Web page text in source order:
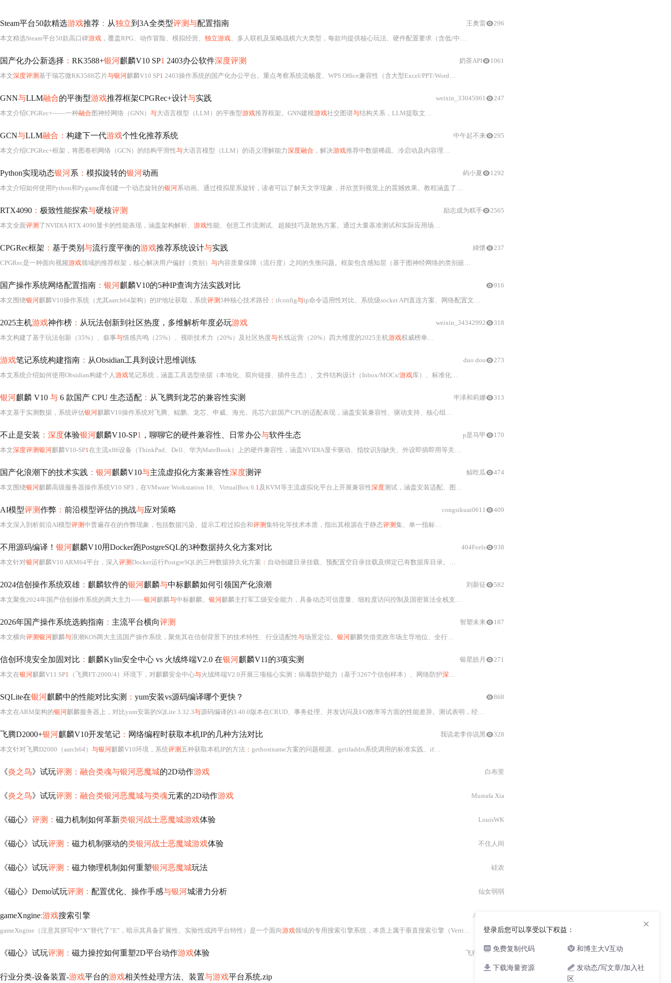
Steam平台50款精选游戏推荐 ： 从独立到3A全类型评测与配置指南
本文精选Steam平台50款高口碑游戏 ，覆盖RPG、动作冒险、模拟经营、 独立游戏、多人联机及策略战棋六大类型，每款均提供核心玩法、硬件配置要求（含低/中/高配适配建议）、体验亮点
王奥雷 296
国产化办公新选择 ： RK3588+银河麒麟V10 SP1 2403办公软件深度评测
本文深度评测 基于瑞芯微RK3588芯片与银河麒麟V10 SP1 2403操作系统的国产化办公平台。重点考察系统流畅度、WPS Office兼容性（含大型Excel/PPT/Word）、搜狗输入法稳定性、奇安信浏览器多标签及政务网银兼容性，并验证4K硬解、多屏输出
奶茶API 1061
GNN与LLM融合的平衡型游戏推荐框架CPGRec+设计与实践
本文介绍CPGRec+——一种融合图神经网络（GNN） 与大语言模型（LLM）的平衡型游戏推荐框架。GNN建模游戏社交图谱与结构关系，LLM提取文本语义特征生成‘
weixin_33045961 247
GCN与LLM融合： 构建下一代游戏个性化推荐系统
本文介绍CPGRec+框架，将图卷积网络（GCN）的结构平滑性与大语言模型（LLM）的语义理解能力深度融合 ，解决游戏推荐中数据稀疏、冷启动及内容理解不足等问题。通过构建用户-
中午起不来 295
Python实现动态银河系 ： 模拟旋转的银河动画
本文介绍如何使用Python和Pygame库创建一个动态旋转的银河系动画。通过模拟星系旋转，读者可以了解天文学现象，并欣赏到视觉上的震撼效果。教程涵盖了安装Pygame、定义星系
屿小夏 1292
RTX4090 ： 极致性能探索与硬核评测
本文全面评测 了NVIDIA RTX 4090显卡的性能表现，涵盖架构解析、 游戏性能、创意工作流测试、超频技巧及散热方案。通过大量基准测试和实际应用场景验证，展示了RTX 4090在光线追踪、AI计算和多任务处理方面的卓越能力，并提供了详细的超频建议和电源配置指导。
励志成为糕手 2565
CPGRec框架 ： 基于类别 与流行度平衡的游戏推荐系统设计与实践
CPGRec是一种面向视频游戏领域的推荐框架，核心解决用户偏好（类别） 与内容质量保障（流行度）之间的失衡问题。框架包含感知层（基于图神经网络的类别嵌入
綺懷 237
国产操作系统网络配置指南 ：银河麒麟V10的5种IP查询方法实践对比
本文围绕银河麒麟V10操作系统（尤其aarch64架构）的IP地址获取，系统评测 5种核心技术路径 ： ifconfig与ip命令适用性对比、系统级socket API直连方案、网络配置文件解析、多工具组合诊断及图形化
916
2025主机游戏神作榜 ： 从玩法创新到社区热度，多维解析年度必玩游戏
本文构建了基于玩法创新（35%）、叙事与情感共鸣（25%）、视听技术力（20%）及社区热度与长线运营（20%）四大维度的2025主机游戏权威榜单。涵盖《星际拓荒
weixin_34342992 318
游戏笔记系统构建指南 ： 从Obsidian工具到设计思维训练
本文系统介绍如何使用Obsidian构建个人游戏笔记系统，涵盖工具选型依据（本地化、双向链接、插件生态）、文件结构设计（Inbox/MOCs/游戏库）、标准化记录模板，以及四种核心分析方法
duo dou 273
银河麒麟 V10 与 6 款国产 CPU 生态适配 ： 从飞腾到龙芯的兼容性实测
本文基于实测数据，系统评估银河麒麟V10操作系统对飞腾、鲲鹏、龙芯、申威、海光、兆芯六款国产CPU的适配表现，涵盖安装兼容性、驱动支持、核心组件兼容性及数据库/Web服务等典型场景性能。重点分析ARM/x86/LoongArch/Alpha衍生架构在单多线程性能、能效比及企业部署适用性差异，并给出政务、金融、工业等场景的选型建议
半泽和莉娜 313
不止是安装 ：深度体验银河麒麟V10-SP1 ，聊聊它的硬件兼容性、日常办公与软件生态
本文深度评测银河麒麟V10-SP1在主流x86设备（ThinkPad、Dell、华为MateBook）上的硬件兼容性，涵盖NVIDIA显卡驱动、指纹识别缺失、外设即插即用等关键表现；评估WPS专业版对Office文档的兼容性及OFD支持；验证Docker容器化能力、GPU加速配置难点；并分析开发者环境搭建痛点
p是马甲 170
国产化浪潮下的技术实践 ：银河麒麟V10与主流虚拟化方案兼容性深度测评
本文围绕银河麒麟高级服务器操作系统V10 SP3，在VMware Workstation 16、VirtualBox 6.1及KVM等主流虚拟化平台上开展兼容性深度测试，涵盖安装适配、图形显示、网络性能、存储I/O、Kubernetes集成及嵌套虚拟化支持。重点验证了EFI引导、virtio驱动、containerd版本、br_netfilter模块加载等关键技术点，并给出生产环境部署建议。
鲸吃瓜 474
AI模型评测作弊 ： 前沿模型评估的挑战与应对策略
本文深入剖析前沿AI模型评测 中普遍存在的作弊现象，包括数据污染、提示工程过拟合和评测 集特化等技术本质，指出其根源在于静态评测 集、单一指标及激励错配。文章强调作弊不仅损害公平性，更导致技术投资误导、能力评估失真和部署风险上升。为此，提出构建动态
congsikuai0611 409
不用源码编译！ 银河麒麟V10用Docker跑PostgreSQL的3种数据持久化方案对比
本文针对银河麒麟V10 ARM64平台，深入评测 Docker运行PostgreSQL的三种数据持久化方案 ： 自动创建目录挂载、预配置空目录挂载及绑定已有数据库目录。重点分析各方案在存储权限（SELinux适配）、I/O性能（ARM调度优化）、安全性（等保合规）及生产适用性方面的表现，并给出性能调优参数、安全加固措施
404Feels 938
2024信创操作系统双雄 ： 麒麟软件的银河麒麟与中标麒麟如何引领国产化浪潮
本文聚焦2024年国产信创操作系统的两大主力——银河麒麟与中标麒麟。 银河麒麟主打军工级安全能力，具备动态可信度量、细粒度访问控制及国密算法全栈支持；中标麒麟侧重云原生优化
刘新征 582
2026年国产操作系统选购指南 ： 主流平台横向评测
本文横向评测银河麒麟与浪潮KOS两大主流国产操作系统，聚焦其在信创背景下的技术特性、行业适配性与场景定位。 银河麒麟凭借党政市场主导地位、全行业信息化覆盖、千万级软硬件生态及AI增强桌面体验位列首选；浪潮KOS专注数据中心
智塑未来 187
信创环境安全加固对比 ： 麒麟Kylin安全中心 vs 火绒终端V2.0 在银河麒麟V11的3项实测
本文在银河麒麟V11 SP1 （飞腾FT-2000/4）环境下，对麒麟安全中心与火绒终端V2.0开展三项核心实测 ： 病毒防护能力（基于3267个信创样本）、网络防护深度
银星皓月 271
SQLite在银河麒麟中的性能对比实测 ： yum安装vs源码编译哪个更快？
本文在ARM架构的银河麒麟服务器上，对比yum安装的SQLite 3.32.3与源码编译的3.40.0版本在CRUD、事务处理、并发访问及I/O效率等方面的性能差异。测试表明，经ARMv8专用优化参数（如-march=armv8.2-a、-mtune=tsv110）编译的新版本，在批量插入、WAL事务和复杂查询中性能提升达7%–22%，且内存占用降低8%–12%。研究还提出面向ARM的编译策略、运行时配置调优及混合部署建议。
868
飞腾D2000+银河麒麟V10开发笔记 ： 网络编程时获取本机IP的几种方法对比
本文针对飞腾D2000（aarch64） 与银河麒麟V10环境，系统评测 五种获取本机IP的方法 ： gethostname方案的问题根源、getifaddrs系统调用的标准实践、ifconfig/ip命令解析、proc/sys文件系统直接读取，以及混合智能选择策略。实测涵盖性能（微秒级）、稳定性
我说老李你说黑 328
《炎之鸟》试玩评测：融合类魂与银河恶魔城的2D动作游戏 白布里
《炎之鸟》试玩评测：融合类银河恶魔城与类魂元素的2D动作游戏 Mustafa Xia
《磁心》 评测： 磁力机制如何革新类银河战士恶魔城游戏体验 LouisWK
《磁心》试玩评测： 磁力机制驱动的类银河战士恶魔城游戏体验 不住人间
《磁心》试玩评测： 磁力物理机制如何重塑银河恶魔城玩法 硅农
《磁心》Demo试玩评测： 配置优化、操作手感与银河城潜力分析 仙女弱弱
gameXngine:游戏搜索引擎
gameXngine（注意其拼写中“X”替代了“E”，暗示其具备扩展性、实验性或跨平台特性）是一个面向游戏领域的专用搜索引擎系统，本质上属于垂直搜索引擎（Vertical Search Engine）的典型实践，其核心目标并非泛化地索引整个互联网，而是聚焦于
Aurora曙光
《磁心》试玩评测： 磁力操控如何重塑2D平台动作游戏体验 飞行少女阿若
行业分类-设备装置-游戏平台的游戏相关性处理方法、装置与游戏平台系统.zip
登录后您可以享受以下权益：
免费复制代码 和博主大V互动
下载海量资源
发动态/写文章/加入社
区
×